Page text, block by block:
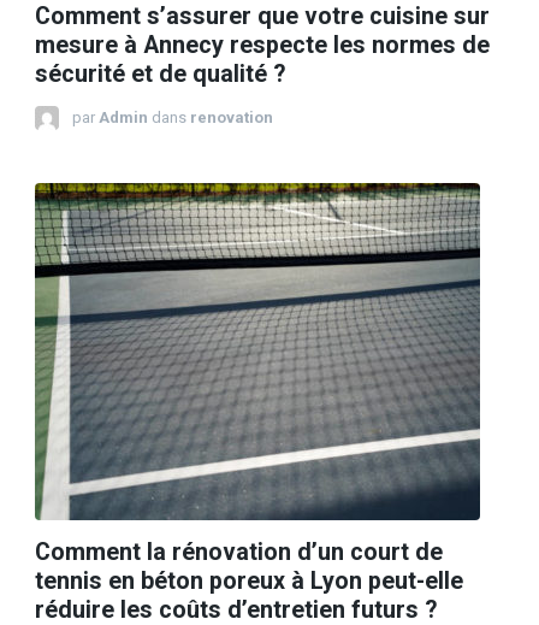
Comment s’assurer que votre cuisine sur
mesure à Annecy respecte les normes de
sécurité et de qualité ?
par Admin dans renovation
Comment la rénovation d’un court de
tennis en béton poreux à Lyon peut-elle
réduire les coûts d’entretien futurs ?